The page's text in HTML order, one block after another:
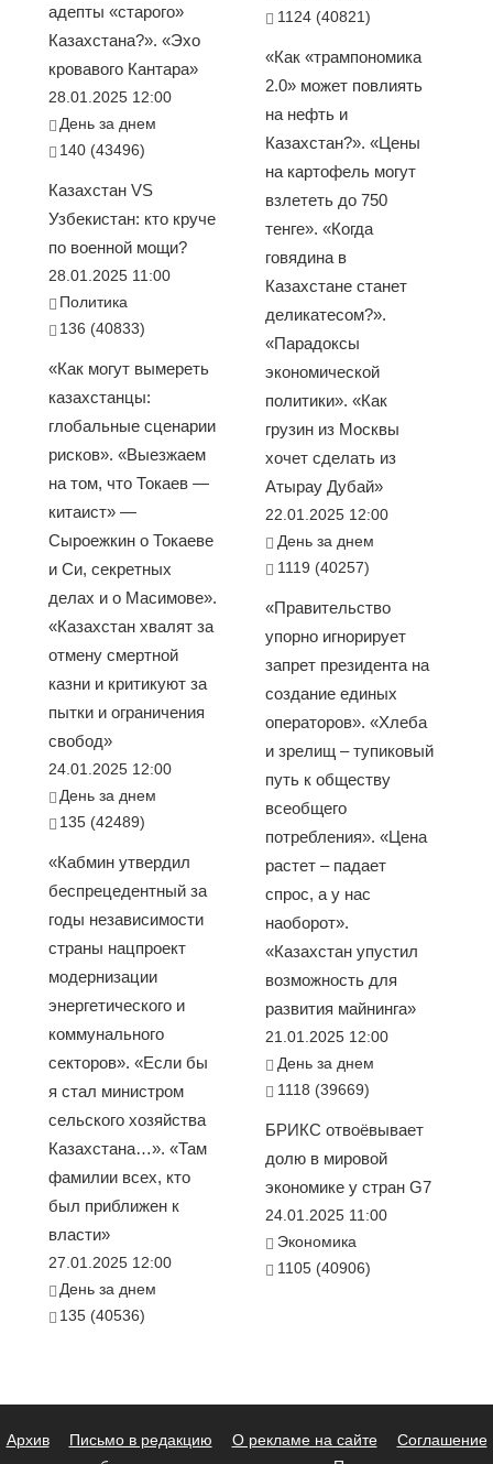
адепты «старого»
Казахстана?». «Эхо
кровавого Кантара»
28.01.2025 12:00
День за днем
140 (43496)
Казахстан VS
Узбекистан: кто круче
по военной мощи?
28.01.2025 11:00
Политика
136 (40833)
«Как могут вымереть
казахстанцы:
глобальные сценарии
рисков». «Выезжаем
на том, что Токаев —
китаист» —
Сыроежкин о Токаеве
и Си, секретных
делах и о Масимове».
«Казахстан хвалят за
отмену смертной
казни и критикуют за
пытки и ограничения
свобод»
24.01.2025 12:00
День за днем
135 (42489)
«Кабмин утвердил
беспрецедентный за
годы независимости
страны нацпроект
модернизации
энергетического и
коммунального
секторов». «Если бы
я стал министром
сельского хозяйства
Казахстана…». «Там
фамилии всех, кто
был приближен к
власти»
27.01.2025 12:00
День за днем
135 (40536)
1124 (40821)
«Как «трампономика
2.0» может повлиять
на нефть и
Казахстан?». «Цены
на картофель могут
взлететь до 750
тенге». «Когда
говядина в
Казахстане станет
деликатесом?».
«Парадоксы
экономической
политики». «Как
грузин из Москвы
хочет сделать из
Атырау Дубай»
22.01.2025 12:00
День за днем
1119 (40257)
«Правительство
упорно игнорирует
запрет президента на
создание единых
операторов». «Хлеба
и зрелищ – тупиковый
путь к обществу
всеобщего
потребления». «Цена
растет – падает
спрос, а у нас
наоборот».
«Казахстан упустил
возможность для
развития майнинга»
21.01.2025 12:00
День за днем
1118 (39669)
БРИКС отвоёвывает
долю в мировой
экономике у стран G7
24.01.2025 11:00
Экономика
1105 (40906)
Архив Письмо в редакцию О рекламе на сайте
Соглашение